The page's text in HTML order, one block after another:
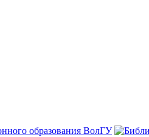
образования ВолГУ